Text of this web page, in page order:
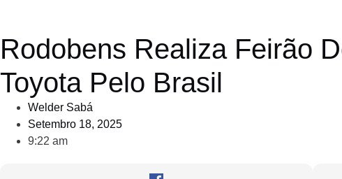
Rodobens Realiza Feirão
Toyota Pelo Brasil
Welder Sabá
Setembro 18, 2025
9:22 am